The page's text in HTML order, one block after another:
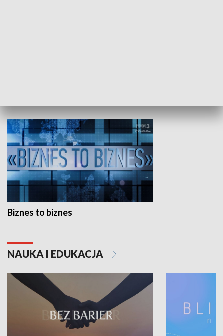
Biznes to biznes
NAUKA I EDUKACJA